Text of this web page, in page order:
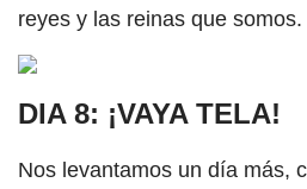
reyes y las reinas que somos.
DIA 8: ¡VAYA TELA!
Nos levantamos un día más,